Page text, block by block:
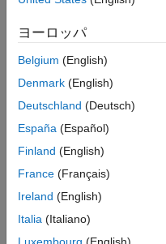
ィ
ブ
Following:
ヨーロッパ
Belgium (English)
Denmark (English)
Deutschland (Deutsch)
España (Español)
Finland (English)
France (Français)
Ireland (English)
Italia (Italiano)